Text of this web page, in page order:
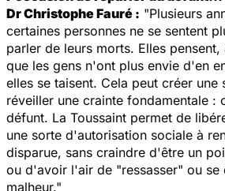
Dr Christophe Fauré : "Plusieurs
certaines personnes ne se sentent
parler de leurs morts. Elles
que les gens n'ont plus envie d'en
elles se taisent. Cela peut créer une
réveiller une crainte fondamentale :
défunt. La Toussaint permet de
une sorte d'autorisation sociale à
disparue, sans craindre d'être un
ou d'avoir l'air de "ressasser" ou se
malheur."